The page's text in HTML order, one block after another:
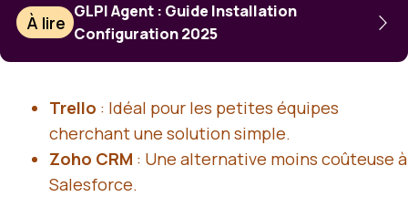
À lire
GLPI Agent : Guide Installation
Configuration 2025
Trello : Idéal pour les petites équipes
cherchant une solution simple.
Zoho CRM : Une alternative moins coûteuse à
Salesforce.